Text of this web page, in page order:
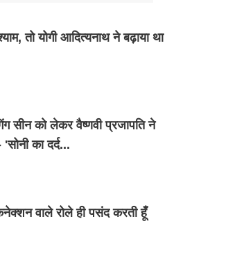
तो योगी आदित्यनाथ ने बढ़ाया था
सीन को लेकर वैष्णवी प्रजापति ने
का दर्द...
वाले रोले ही पसंद करती हूँ